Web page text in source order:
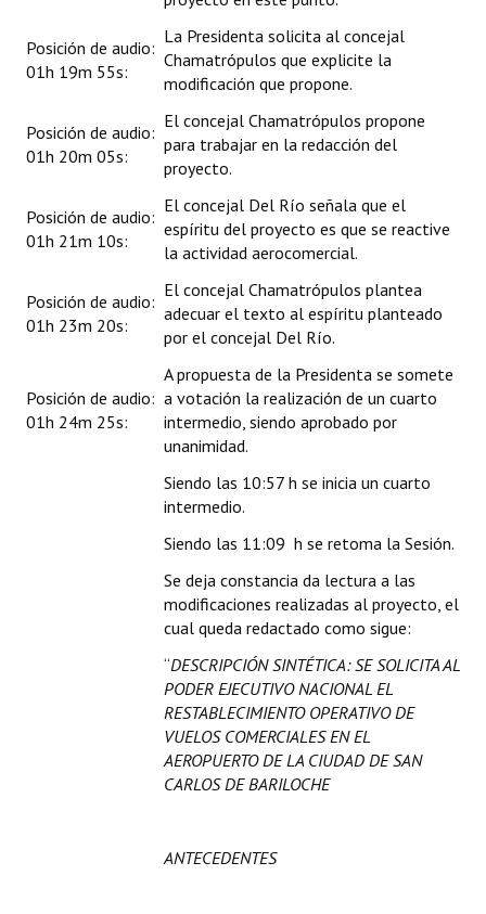
Posición de audio:
01h 19m 55s:
La Presidenta solicita al concejal
Chamatrópulos que explicite la
modificación que propone.
Posición de audio:
01h 20m 05s:
El concejal Chamatrópulos propone
para trabajar en la redacción del
proyecto.
Posición de audio:
01h 21m 10s:
El concejal Del Río señala que el
espíritu del proyecto es que se reactive
la actividad aerocomercial.
Posición de audio:
01h 23m 20s:
El concejal Chamatrópulos plantea
adecuar el texto al espíritu planteado
por el concejal Del Río.
Posición de audio:
01h 24m 25s:
A propuesta de la Presidenta se somete
a votación la realización de un cuarto
intermedio, siendo aprobado por
unanimidad.
Siendo las 10:57 h se inicia un cuarto
intermedio.
Siendo las 11:09 h se retoma la Sesión.
Se deja constancia da lectura a las
modificaciones realizadas al proyecto, el
cual queda redactado como sigue:
“DESCRIPCIÓN SINTÉTICA: SE SOLICITA AL
PODER EJECUTIVO NACIONAL EL
RESTABLECIMIENTO OPERATIVO DE
VUELOS COMERCIALES EN EL
AEROPUERTO DE LA CIUDAD DE SAN
CARLOS DE BARILOCHE
ANTECEDENTES